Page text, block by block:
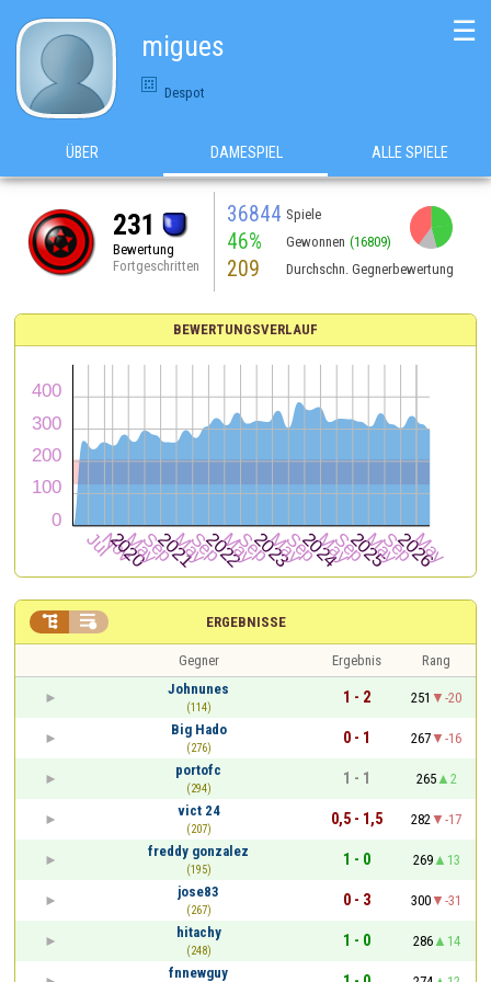
migues
Despot
☰
ÜBER DAMESPIEL ALLE SPIELE
231
Bewertung
Fortgeschritten
36844 Spiele
46% Gewonnen (16809)
209 Durchschn. Gegnerbewertung
BEWERTUNGSVERLAUF
ERGEBNISSE
 
Gegner Ergebnis
Rang
Johnunes
(114)
1 - 2 251
-20
Big Hado
(276)
0 - 1 267
-16
portofc
(294)
1 - 1 265
2
vict 24
(207)
0,5 - 1,5 282
-17
freddy gonzalez
(195)
1 - 0 269
13
jose83
(267)
0 - 3 300
-31
hitachy
(248)
1 - 0 286
14
fnnewguy